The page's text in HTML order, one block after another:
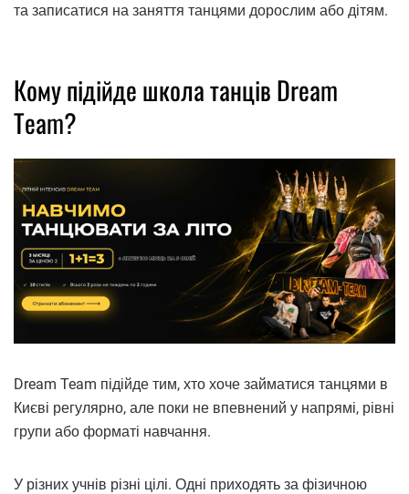
та записатися на заняття танцями дорослим або дітям.
Кому підійде школа танців Dream
Team?
Dream Team підійде тим, хто хоче займатися танцями в
Києві регулярно, але поки не впевнений у напрямі, рівні
групи або форматі навчання.
У різних учнів різні цілі. Одні приходять за фізичною